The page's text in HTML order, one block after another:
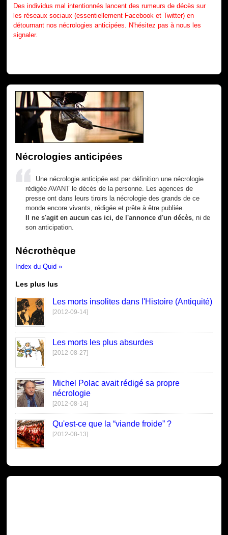
Des individus mal intentionnés lancent des rumeurs de décès sur
les réseaux sociaux (essentiellement Facebook et Twitter) en
détournant nos nécrologies anticipées. N'hésitez pas à nous les
signaler.
Nécrologies anticipées
Une nécrologie anticipée est par définition une nécrologie
rédigée AVANT le décès de la personne. Les agences de
presse ont dans leurs tiroirs la nécrologie des grands de ce
monde encore vivants, rédigée et prête à être publiée.
Il ne s'agit en aucun cas ici, de l'annonce d'un décès , ni de
son anticipation.
Nécrothèque
Index du Quid »
Les plus lus
Les morts insolites dans l'Histoire (Antiquité)
[2012-09-14]
Les morts les plus absurdes
[2012-08-27]
Michel Polac avait rédigé sa propre
nécrologie
[2012-08-14]
Qu'est-ce que la “viande froide” ?
[2012-08-13]